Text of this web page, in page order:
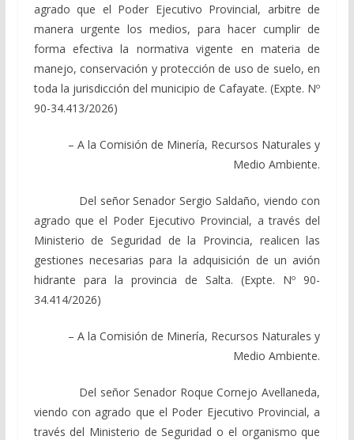
agrado que el Poder Ejecutivo Provincial, arbitre de
manera urgente los medios, para hacer cumplir de
forma efectiva la normativa vigente en materia de
manejo, conservación y protección de uso de suelo, en
toda la jurisdicción del municipio de Cafayate. (Expte. Nº
90-34.413/2026)
– A la Comisión de Minería, Recursos Naturales y
Medio Ambiente.
Del señor Senador Sergio Saldaño, viendo con
agrado que el Poder Ejecutivo Provincial, a través del
Ministerio de Seguridad de la Provincia, realicen las
gestiones necesarias para la adquisición de un avión
hidrante para la provincia de Salta. (Expte. Nº 90-
34.414/2026)
– A la Comisión de Minería, Recursos Naturales y
Medio Ambiente.
Del señor Senador Roque Cornejo Avellaneda,
viendo con agrado que el Poder Ejecutivo Provincial, a
través del Ministerio de Seguridad o el organismo que